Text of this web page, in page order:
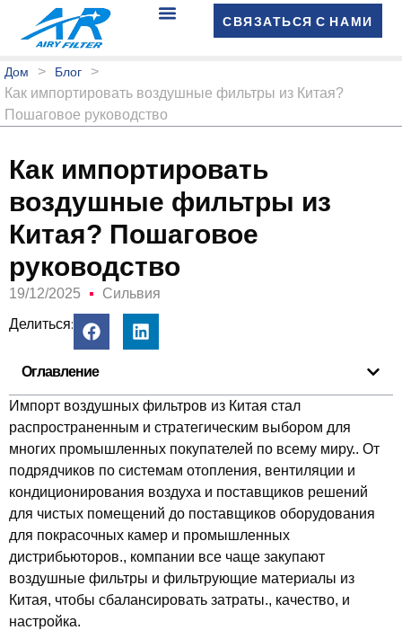
СВЯЗАТЬСЯ С НАМИ
Дом > Блог
>
Как импортировать воздушные фильтры из Китая?
Пошаговое руководство
Как импортировать
воздушные фильтры из
Китая? Пошаговое
руководство
19/12/2025 Сильвия
Делиться:
Оглавление
Импорт воздушных фильтров из Китая стал
распространенным и стратегическим выбором для
многих промышленных покупателей по всему миру.. От
подрядчиков по системам отопления, вентиляции и
кондиционирования воздуха и поставщиков решений
для чистых помещений до поставщиков оборудования
для покрасочных камер и промышленных
дистрибьюторов., компании все чаще закупают
воздушные фильтры и фильтрующие материалы из
Китая, чтобы сбалансировать затраты., качество, и
настройка.